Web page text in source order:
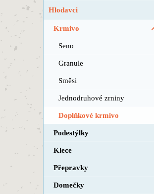
Hlodavci
Krmivo
Seno
Granule
Směsi
Jednodruhové zrniny
Doplňkové krmivo
Podestýlky
Klece
Přepravky
Domečky